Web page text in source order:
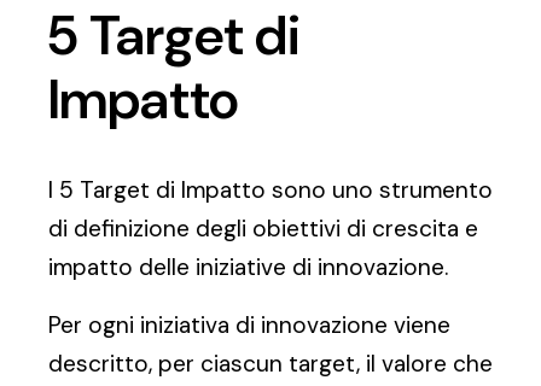
5 Target di
Impatto
I 5 Target di Impatto sono uno strumento
di definizione degli obiettivi di crescita e
impatto delle iniziative di innovazione.
Per ogni iniziativa di innovazione viene
descritto, per ciascun target, il valore che